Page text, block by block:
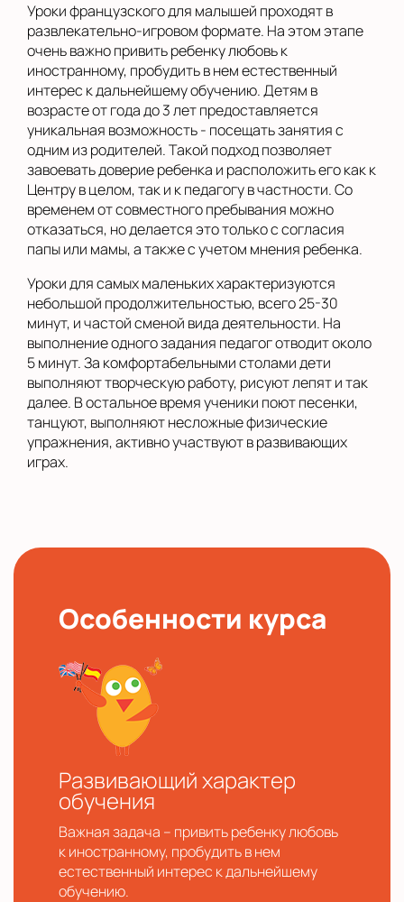
Уроки французского для малышей проходят в
развлекательно-игровом формате. На этом этапе
очень важно привить ребенку любовь к
иностранному, пробудить в нем естественный
интерес к дальнейшему обучению. Детям в
возрасте от года до 3 лет предоставляется
уникальная возможность - посещать занятия с
одним из родителей. Такой подход позволяет
завоевать доверие ребенка и расположить его как к
Центру в целом, так и к педагогу в частности. Со
временем от совместного пребывания можно
отказаться, но делается это только с согласия
папы или мамы, а также с учетом мнения ребенка.
Уроки для самых маленьких характеризуются
небольшой продолжительностью, всего 25-30
минут, и частой сменой вида деятельности. На
выполнение одного задания педагог отводит около
5 минут. За комфортабельными столами дети
выполняют творческую работу, рисуют лепят и так
далее. В остальное время ученики поют песенки,
танцуют, выполняют несложные физические
упражнения, активно участвуют в развивающих
играх.
Особенности курса
Развивающий характер
обучения
Важная задача – привить ребенку любовь
к иностранному, пробудить в нем
естественный интерес к дальнейшему
обучению.